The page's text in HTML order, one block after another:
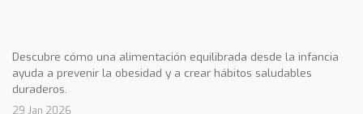
Descubre cómo una alimentación equilibrada desde la infancia
ayuda a prevenir la obesidad y a crear hábitos saludables
duraderos.
29 Jan 2026